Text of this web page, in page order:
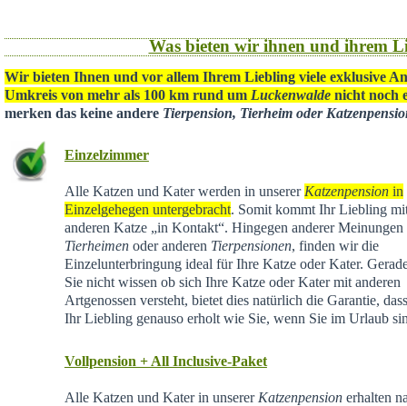
Was bieten wir ihnen und ihrem
Wir bieten Ihnen und vor allem Ihrem Liebling viele exklusive
Umkreis von mehr als 100 km rund um Luckenwalde nicht noch
merken das keine andere Tierpension, Tierheim oder
Einzelzimmer
Alle Katzen und Kater werden in unserer Katzenpensionin
Einzelgehegen untergebracht. Somit kommt Ihr Liebling
anderen Katze „in Kontakt“. Hingegen anderer Meinungen
Tierheimenoder anderen Tierpensionen, finden wir die
Einzelunterbringung ideal für Ihre Katze oder Kater.
Sie nicht wissen ob sich Ihre Katze oder Kater mit anderen
Artgenossen versteht, bietet dies natürlich die Garantie,
Ihr Liebling genauso erholt wie Sie, wenn Sie im Urlaub
Vollpension + All Inclusive-Paket
Alle Katzen und Kater in unserer Katzenpensionerhalten